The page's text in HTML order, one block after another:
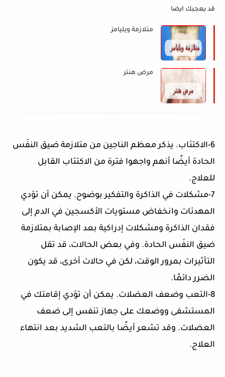
قد يعجبك ايضا
متلازمة ويليامز
مرض هنتر
6-الاكتئاب. يذكر معظم الناجين من متلازمة ضيق النفَس
الحادة أيضًا أنهم واجهوا فترة من الاكتئاب القابل
للعلاج.
7-مشكلات في الذاكرة والتفكير بوضوح. يمكن أن تؤدي
المهدئات وانخفاض مستويات الأكسجين في الدم إلى
فقدان الذاكرة ومشكلات إدراكية بعد الإصابة بمتلازمة
ضيق النفَس الحادة. وفي بعض الحالات، قد تقل
التأثيرات بمرور الوقت، لكن في حالات أخرى، قد يكون
الضرر دائمًا.
8-التعب وضعف العضلات. يمكن أن تؤدي إقامتك في
المستشفى ووضعك على جهاز تنفس إلى ضعف
العضلات. وقد تشعر أيضًا بالتعب الشديد بعد انتهاء
العلاج.